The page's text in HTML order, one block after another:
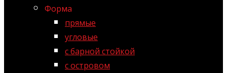
Форма
прямые
угловые
с барной стойкой
с островом